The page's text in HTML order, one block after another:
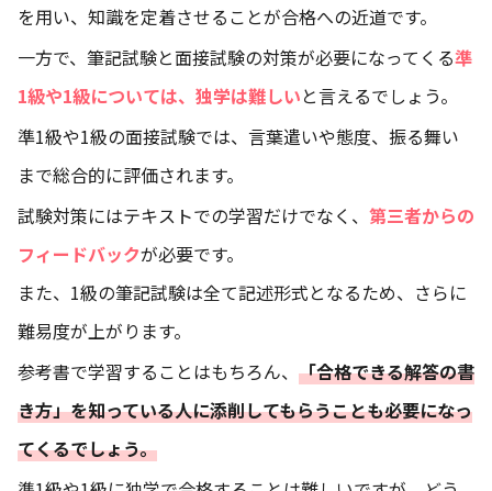
を用い、知識を定着させることが合格への近道です。
一方で、筆記試験と面接試験の対策が必要になってくる準
1級や1級については、独学は難しいと言えるでしょう。
準1級や1級の面接試験では、言葉遣いや態度、振る舞い
まで総合的に評価されます。
試験対策にはテキストでの学習だけでなく、 第三者からの
フィードバックが必要です。
また、1級の筆記試験は全て記述形式となるため、さらに
難易度が上がります。
参考書で学習することはもちろん、 「合格できる解答の書
き方」を知っている人に添削してもらうことも必要になっ
てくるでしょう。